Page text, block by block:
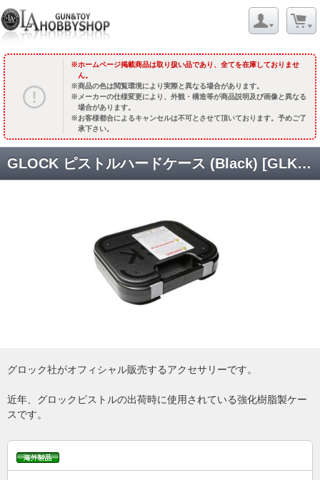
ホームページ掲載商品は取り扱い品であり、全てを在庫しておりませ
ん。
商品の色は閲覧環境により実際と異なる場合があります。
メーカーの仕様変更により、外観・構造等が商品説明及び画像と異なる
場合があります。
お客様都合によるキャンセルは不可とさせて頂いております。予めご了
承下さい。
GLOCK ピストルハードケース (Black) [GLK-CAS-2928] [取寄]
グロック社がオフィシャル販売するアクセサリーです。
近年、グロックピストルの出荷時に使用されている強化樹脂製ケー
スです。